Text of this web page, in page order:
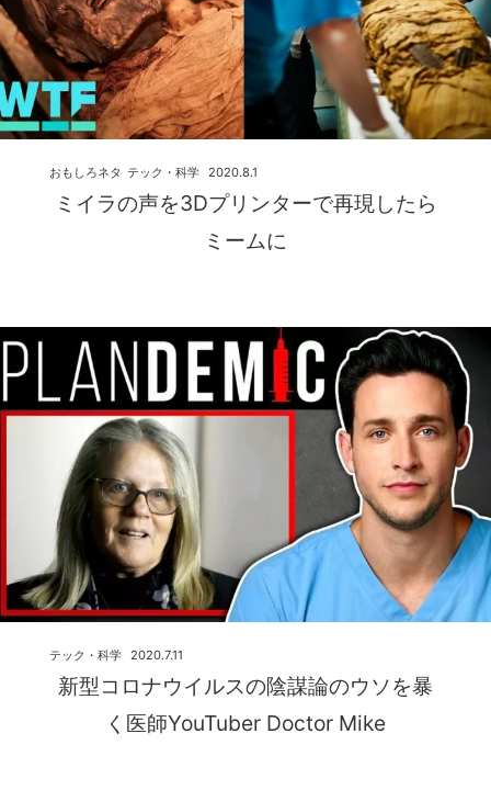
ミイラの声を3Dプリンターで再現したら
ミームに
2020.8.1
おもしろネタ テック・科学
新型コロナウイルスの陰謀論のウソを暴
く医師YouTuber Doctor Mike
2020.7.11
テック・科学